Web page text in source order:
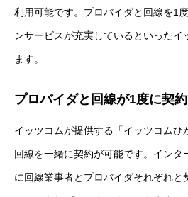
利用可能です。プロバイダと回線を1
ンサービスが充実しているといったイ
ます。
プロバイダと回線が1度に契
イッツコムが提供する「イッツコムひ
回線を一緒に契約が可能です。インタ
に回線業事者とプロバイダそれぞれと